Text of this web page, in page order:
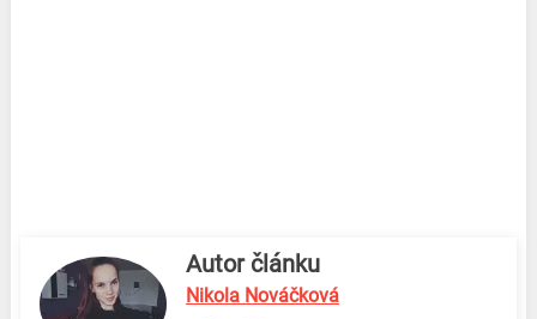
Autor článku
Nikola Nováčková